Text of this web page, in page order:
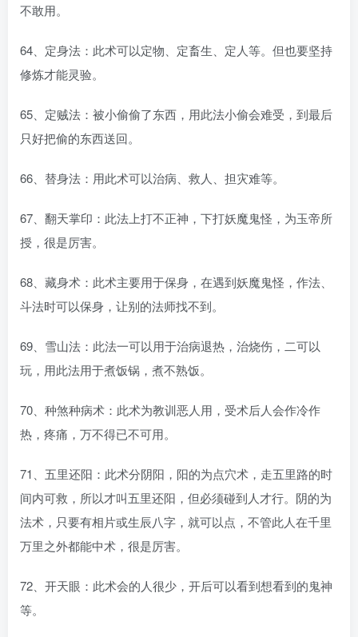
不敢用。
64、定身法：此术可以定物、定畜生、定人等。但也要坚持
修炼才能灵验。
65、定贼法：被小偷偷了东西，用此法小偷会难受，到最后
只好把偷的东西送回。
66、替身法：用此术可以治病、救人、担灾难等。
67、翻天掌印：此法上打不正神，下打妖魔鬼怪，为玉帝所
授，很是厉害。
68、藏身术：此术主要用于保身，在遇到妖魔鬼怪，作法、
斗法时可以保身，让别的法师找不到。
69、雪山法：此法一可以用于治病退热，治烧伤，二可以
玩，用此法用于煮饭锅，煮不熟饭。
70、种煞种病术：此术为教训恶人用，受术后人会作冷作
热，疼痛，万不得已不可用。
71、五里还阳：此术分阴阳，阳的为点穴术，走五里路的时
间内可救，所以才叫五里还阳，但必须碰到人才行。阴的为
法术，只要有相片或生辰八字，就可以点，不管此人在千里
万里之外都能中术，很是厉害。
72、开天眼：此术会的人很少，开后可以看到想看到的鬼神
等。